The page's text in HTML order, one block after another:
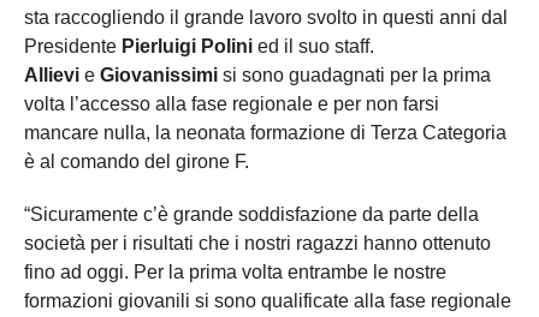
sta raccogliendo il grande lavoro svolto in questi anni dal
Presidente Pierluigi Polini ed il suo staff.
Allievi e Giovanissimi si sono guadagnati per la prima
volta l’accesso alla fase regionale e per non farsi
mancare nulla, la neonata formazione di Terza Categoria
è al comando del girone F.
“Sicuramente c’è grande soddisfazione da parte della
società per i risultati che i nostri ragazzi hanno ottenuto
fino ad oggi. Per la prima volta entrambe le nostre
formazioni giovanili si sono qualificate alla fase regionale